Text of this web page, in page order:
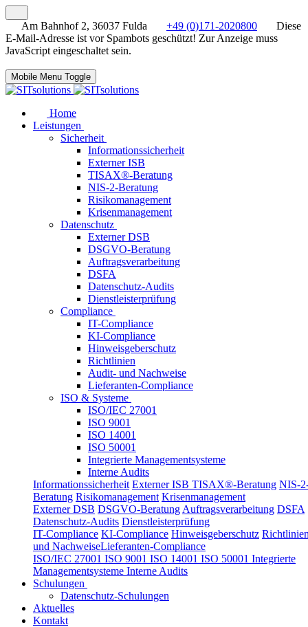
Am Bahnhof 2, 36037 Fulda +49 (0)171-2020800
Diese
E-Mail-Adresse ist vor Spambots geschützt! Zur Anzeige muss
JavaScript eingeschaltet sein.
Mobile Menu Toggle
Home
Leistungen
Sicherheit
Informationssicherheit
Externer ISB
TISAX®-Beratung
NIS-2-Beratung
Risikomanagement
Krisenmanagement
Datenschutz
Externer DSB
DSGVO-Beratung
Auftragsverarbeitung
DSFA
Datenschutz-Audits
Dienstleisterprüfung
Compliance
IT-Compliance
KI-Compliance
Hinweisgeberschutz
Richtlinien
Audit- und Nachweise
Lieferanten-Compliance
ISO & Systeme
ISO/IEC 27001
ISO 9001
ISO 14001
ISO 50001
Integrierte Managementsysteme
Interne Audits
Informationssicherheit Externer ISB TISAX®-Beratung NIS-
Beratung Risikomanagement Krisenmanagement
Externer DSB DSGVO-Beratung Auftragsverarbeitung DSFA
Datenschutz-Audits Dienstleisterprüfung
IT-Compliance KI-Compliance Hinweisgeberschutz
und NachweiseLieferanten-Compliance
ISO/IEC 27001 ISO 9001 ISO 14001 ISO 50001 Integrierte
Managementsysteme Interne Audits
Schulungen
Datenschutz-Schulungen
Aktuelles
Kontakt